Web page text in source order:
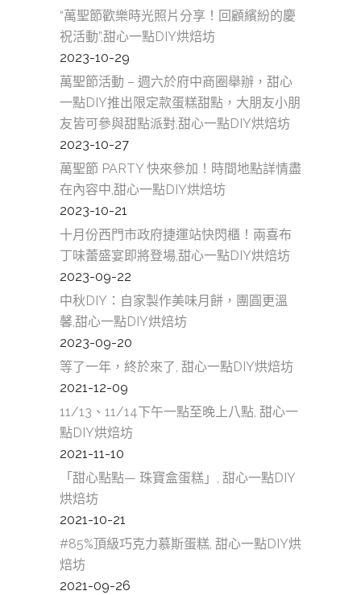
“萬聖節歡樂時光照片分享！回顧繽紛的慶
祝活動”,甜心一點DIY烘焙坊
2023-10-29
萬聖節活動 – 週六於府中商圈舉辦，甜心
一點DIY推出限定款蛋糕甜點，大朋友小朋
友皆可參與甜點派對,甜心一點DIY烘焙坊
2023-10-27
萬聖節 PARTY 快來參加！時間地點詳情盡
在內容中,甜心一點DIY烘焙坊
2023-10-21
十月份西門市政府捷運站快閃櫃！兩喜布
丁味蕾盛宴即將登場,甜心一點DIY烘焙坊
2023-09-22
中秋DIY：自家製作美味月餅，團圓更溫
馨,甜心一點DIY烘焙坊
2023-09-20
等了一年，終於來了, 甜心一點DIY烘焙坊
2021-12-09
11/13、11/14下午一點至晚上八點, 甜心一
點DIY烘焙坊
2021-11-10
「甜心點點— 珠寶盒蛋糕」, 甜心一點DIY
烘焙坊
2021-10-21
#85%頂級巧克力慕斯蛋糕, 甜心一點DIY烘
焙坊
2021-09-26